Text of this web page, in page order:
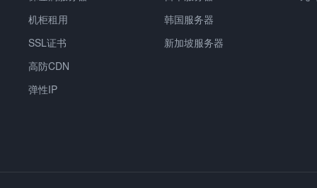
机柜租用
SSL证书
高防CDN
弹性IP
韩国服务器
新加坡服务器